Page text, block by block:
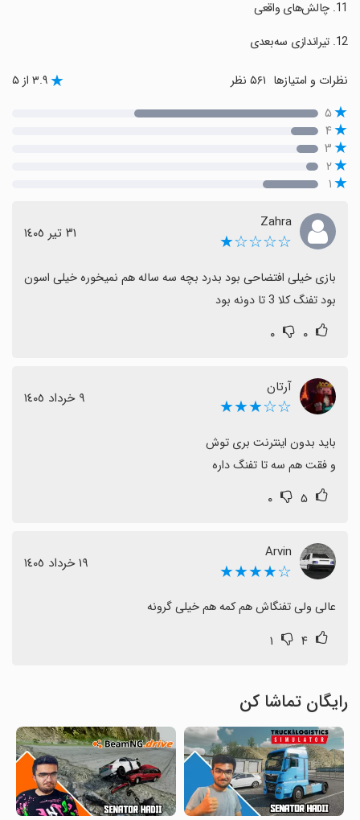
نظرات و امتیازها ۳.۹ از ۵
۵
۴
۳
۲
۱
Zahra
☆☆☆☆★ ٣١ تیر ١٤٠٥
بود تفنگ کلا 3 تا دونه بود
۰ ۰
آرتان
☆☆★★★ ٩ خرداد ١٤٠٥
و فقت هم سه تا تفنگ داره
۵ ۰
Arvin
☆★★★★ ١٩ خرداد ١٤٠٥
عالی ولی تفنگاش هم کمه هم خیلی گرونه
۴ ۱
رایگان تماشا کن